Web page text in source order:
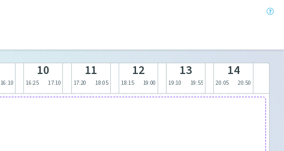
16:10
10
16:25 17:10
11
17:20 18:05
12
18:15 19:00
13
19:10 19:55
14
20:05 20:50